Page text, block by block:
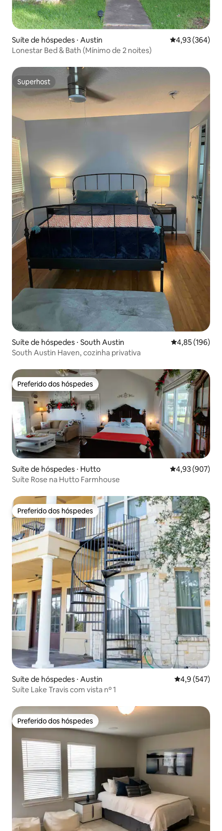
Suíte de hóspedes ⋅ Austin 4,93 de uma
4,93 (364)
Lonestar Bed & Bath (Mínimo de 2 noites)
Superhost
Superhost
Suíte de hóspedes ⋅ South Austin 4,85 de uma
4,85 (196)
South Austin Haven, cozinha privativa
Preferido dos hóspedes
Preferido dos hóspedes
Suíte de hóspedes ⋅ Hutto 4,93 de uma
4,93 (907)
Suíte Rose na Hutto Farmhouse
Preferido dos hóspedes
Preferido dos hóspedes
Suíte de hóspedes ⋅ Austin 4,9 de uma
4,9 (547)
Suíte Lake Travis com vista nº 1
Preferido dos hóspedes
Preferido dos hóspedes